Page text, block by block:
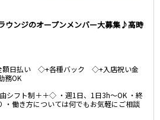
ウンジのオープンメンバー大募集♪高時
額日払い ◇+各種バック ◇+入店祝い金
務OK
シフト制＋＋◇ ・週1日、1日3h～OK ・終
・働き方については何でもお気軽にご相談
中野
三軒茶屋・二子玉川
成増・板橋
浅草・浅草橋・両国
飯田橋駅
錦糸町駅